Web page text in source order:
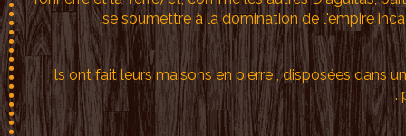
se soumettre à la domination de l'empire
Ils ont fait leurs maisons en pierre , disposées dans